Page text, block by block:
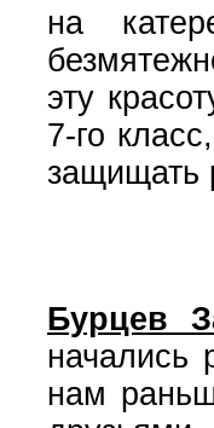
на
эту
7-го
защищать
Бурцев
нам